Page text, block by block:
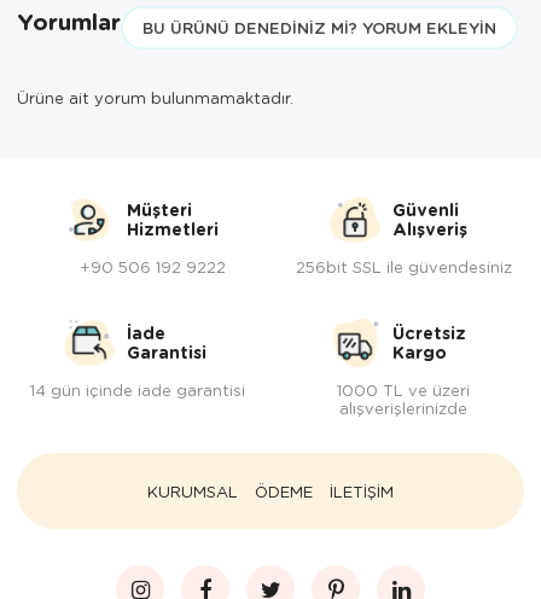
Yorumlar BU ÜRÜNÜ DENEDINIZ MI? YORUM EKLEYIN
Ürüne ait yorum bulunmamaktadır.
Müşteri
Hizmetleri
+90 506 192 9222
Güvenli
Alışveriş
256bit SSL ile güvendesiniz
İade
Garantisi
14 gün içinde iade garantisi
Ücretsiz
Kargo
1000 TL ve üzeri
alışverişlerinizde
KURUMSAL ÖDEME İLETİŞİM